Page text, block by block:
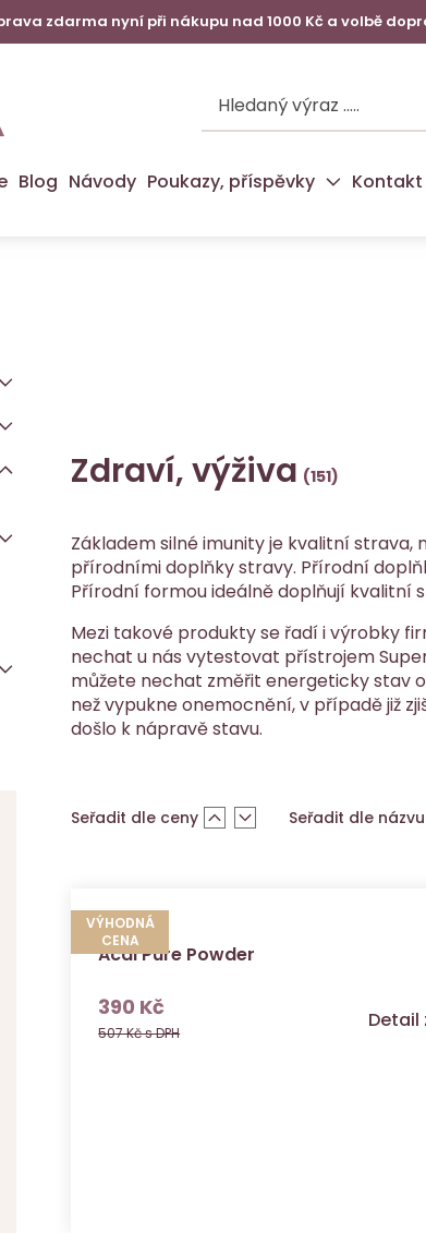
zdarma nyní při nákupu nad 1000 Kč a volbě
Blog Návody Poukazy, příspěvky Kontakt
Zdraví, výživa
Základem silné imunity je kvalitní
přírodními doplňky stravy. Přírodní
Přírodní formou ideálně doplňují kvalitní
Mezi takové produkty se řadí i výrobky
nechat u nás vytestovat přístrojem
můžete nechat změřit energeticky stav
než vypukne onemocnění, v případě již
došlo k nápravě stavu.
Seřadit dle ceny Seřadit dle názvu
VÝHODNÁ
CENA
Acai Pure Powder
390 Kčs DPH
507 Kč s DPH
Detail